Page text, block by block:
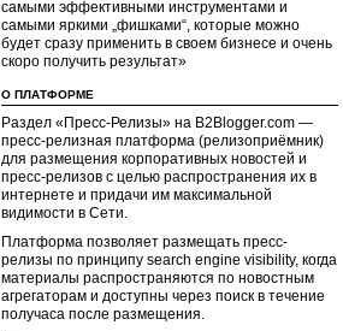
самыми эффективными инструментами и
самыми яркими „фишками“, которые можно
будет сразу применить в своем бизнесе и очень
скоро получить результат»
О ПЛАТФОРМЕ
Раздел «Пресс-Релизы» на B2Blogger.com —
пресс-релизная платформа (релизоприёмник)
для размещения корпоративных новостей и
пресс-релизов с целью распространения их в
интернете и придачи им максимальной
видимости в Сети.
Платформа позволяет размещать пресс-
релизы по принципу search engine visibility, когда
материалы распространяются по новостным
агрегаторам и доступны через поиск в течение
получаса после размещения.